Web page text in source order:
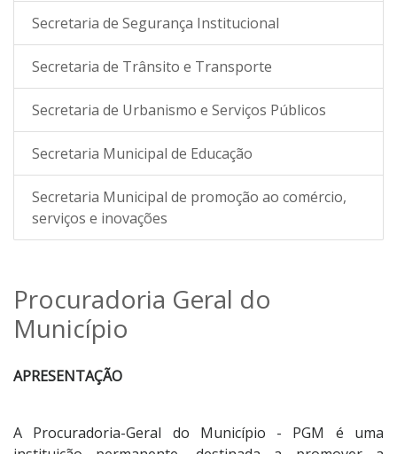
Secretaria de Segurança Institucional
Secretaria de Trânsito e Transporte
Secretaria de Urbanismo e Serviços Públicos
Secretaria Municipal de Educação
Secretaria Municipal de promoção ao comércio,
serviços e inovações
Procuradoria Geral do
Município
APRESENTAÇÃO
A Procuradoria-Geral do Município - PGM é uma